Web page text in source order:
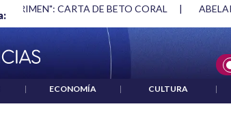
ABELARDO DE LA ESPRIELLA Y DMG |
| ECONOMÍA | CULTURA |